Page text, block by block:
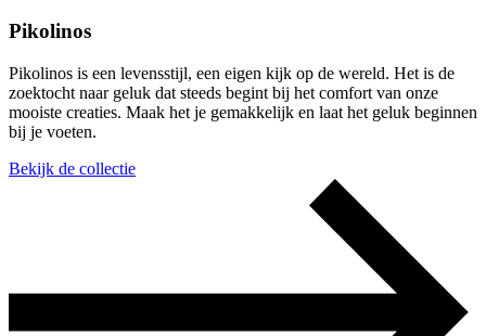
Pikolinos
Pikolinos is een levensstijl, een eigen kijk op de wereld. Het is de
zoektocht naar geluk dat steeds begint bij het comfort van onze
mooiste creaties. Maak het je gemakkelijk en laat het geluk beginnen
bij je voeten.
Bekijk de collectie